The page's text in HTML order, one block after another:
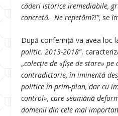
căderi istorice iremediabile,
concretă. Ne repetăm?!”, se
După conferință va avea loc
politic. 2013-2018”,
„colecție de «fișe de stare»
contradictorie, în iminentă
politice în prim-plan, dar cu
control», care seamănă
domenii din cele mai